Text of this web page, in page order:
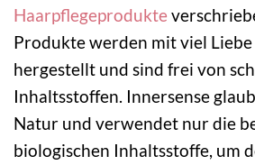
Haarpflegeprodukte
Produkte werden mit viel
hergestellt und sind frei von
Inhaltsstoffen. Innersense
Natur und verwendet nur die
biologischen Inhaltsstoffe, um